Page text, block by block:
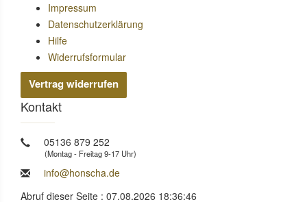
Impressum
Datenschutzerklärung
Hilfe
Widerrufsformular
Vertrag widerrufen
Kontakt
05136 879 252
(Montag - Freitag 9-17 Uhr)
info@honscha.de
Abruf dieser Seite : 07.08.2026 18:36:46